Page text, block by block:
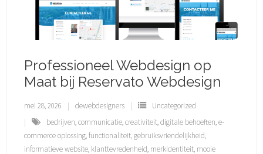
Professioneel Webdesign op
Maat bij Reservato Webdesign
mei 28, 2026 dewebdesigners
Uncategorized
bedrijven,communicatie,creativiteit,digitale behoeften,e-
commerce oplossing,functionaliteit,gebruiksvriendelijkheid,
informatieve website, klanttevredenheid, merkidentiteit, mooie